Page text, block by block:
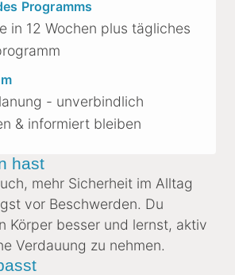
Programms
in 12 Wochen plus tägliches
- unverbindlich
& informiert bleiben
hast
mehr Sicherheit im Alltag
vor Beschwerden. Du
Körper besser und lernst, aktiv
Verdauung zu nehmen.